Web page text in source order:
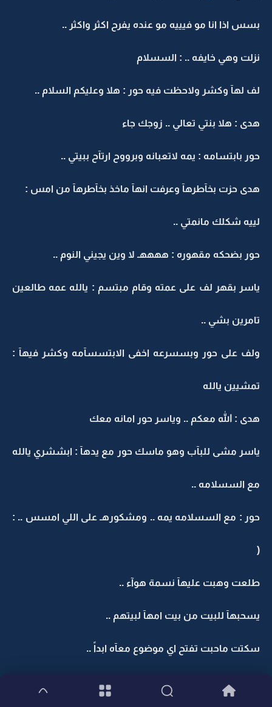
بسس اذا انا مو فيييه مو عنده يفرح اكثر واكثر ..
نزلت وهي خايفه .. : السسلام
لف لهآ وكشر ولاحظت فيه حور : هلا وعليكم السلام ..
هدى : هلا بنتي تعالي .. زوجك جاء
حور بابتسامه : يمه لاتعبانه وبرووح ارتآح ببيتي ..
هدى حزت بخآطرهآ وعرفت انهآ ماخذ بخآطرهآ من امس :
لييه شكلك مانمتي ..
حور بضحكه مقهوره : ههههـ لا وين يجيني النوم ..
ياسر بقهر لف على عمته وقام مبتسم : يالله عمه طالعين
تامرين بشي ..
ولف على حور وبسسرعه اخفى الابتسسآمه وكشر فيهآ :
تمشيين يالله
هدى : الله معكم .. وياسر حور امانه معك
ياسر مشى للبآب وهو ماسك حور مع يدهآ : ابششري يالله
مع السسلامه ..
حور : مع السسلامه يمه .. ومشكورهـ على اللي امسس .. :
(
طلعت وهبت عليهآ نسمة هوآء ..
يسحبهآ للبيت من بيت امهآ لبيتهم ..
سكتت ماحبت تفتح اي موضوع معآه ابداً ..